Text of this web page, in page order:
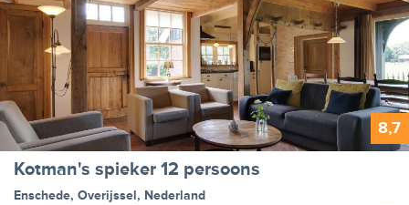
8,7
Kotman's spieker 12 persoons
Enschede, Overijssel, Nederland